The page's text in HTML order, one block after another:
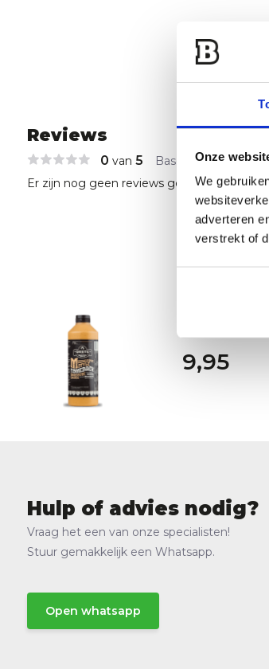
Onze
We
adverteren
verstrekt of
Reviews
0 van 5 Based on 0 reviews
Er zijn nog geen reviews geschreven over
9,95
Hulp of advies nodig?
Vraag het een van onze specialisten!
Stuur gemakkelijk een Whatsapp.
Open whatsapp